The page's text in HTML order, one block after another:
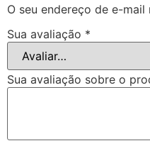
O seu endereço de e-
Sua avaliação *
Sua avaliação sobre o